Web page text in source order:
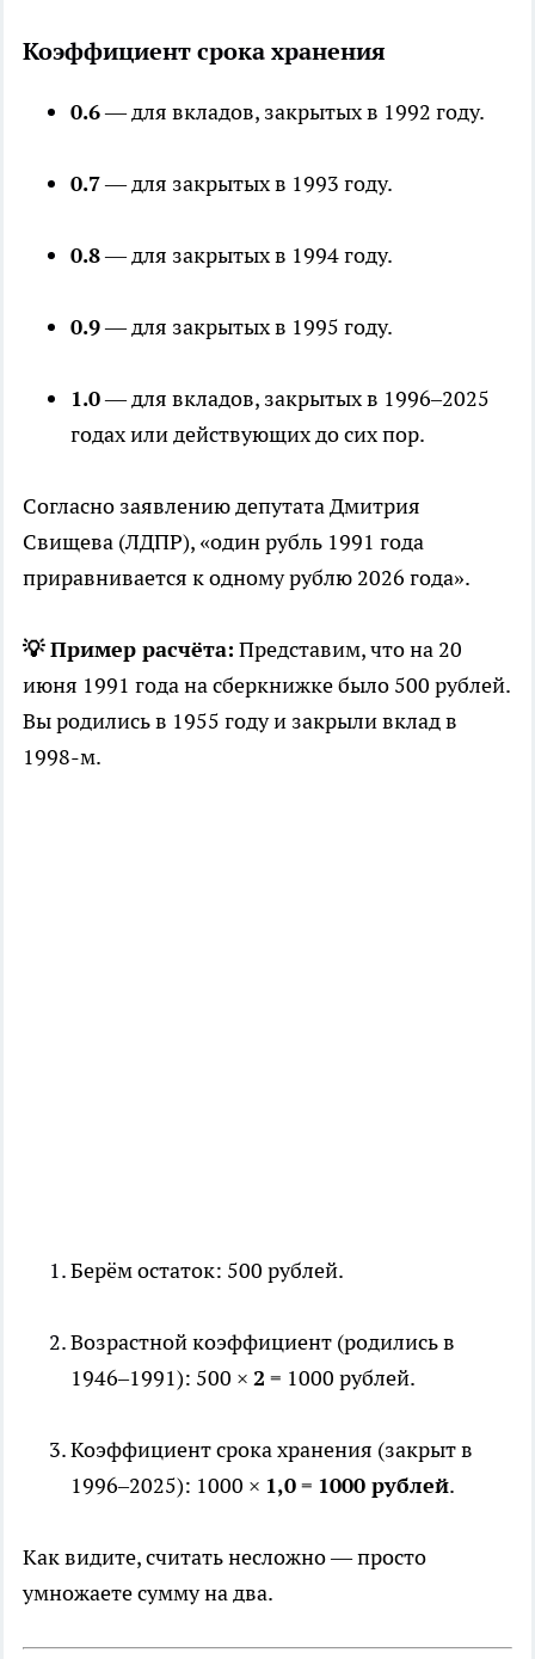
Коэффициент срока хранения
0.6— для вкладов, закрытых в 1992 году.
0.7— для закрытых в 1993 году.
0.8— для закрытых в 1994 году.
0.9— для закрытых в 1995 году.
1.0— для вкладов, закрытых в 1996–2025
годах или действующих до сих пор.
Согласно заявлению депутата Дмитрия
Свищева (ЛДПР), «один рубль 1991 года
приравнивается к одному рублю 2026 года».
💡 Пример расчёта: Представим, что на 20
июня 1991 года на сберкнижке было 500 рублей.
Вы родились в 1955 году и закрыли вклад в
1998-м.
Берём остаток: 500 рублей.
Возрастной коэффициент (родились в
1946–1991): 500 × 2 = 1000 рублей.
Коэффициент срока хранения (закрыт в
1996–2025): 1000 × 1,0= 1000 рублей.
Как видите, считать несложно — просто
умножаете сумму на два.